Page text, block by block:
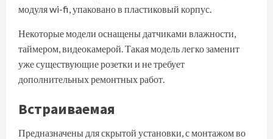
модуля wi-fi, упаковано в пластиковый корпус.
Некоторые модели оснащены датчиками влажности,
таймером, видеокамерой. Такая модель легко заменит
уже существующие розетки и не требует
дополнительных ремонтных работ.
Встраиваемая
Предназначены для скрытой установки, с монтажом во